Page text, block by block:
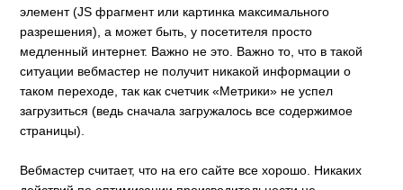
элемент (JS фрагмент или картинка максимального
разрешения), а может быть, у посетителя просто
медленный интернет. Важно не это. Важно то, что в такой
ситуации вебмастер не получит никакой информации о
таком переходе, так как счетчик «Метрики» не успел
загрузиться (ведь сначала загружалось все содержимое
страницы).
Вебмастер считает, что на его сайте все хорошо. Никаких